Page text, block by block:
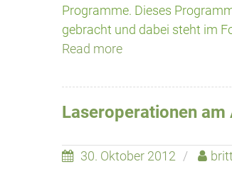
Programme. Dieses
gebracht und dabei steht im
Read more
Laseroperationen am
30. Oktober 2012